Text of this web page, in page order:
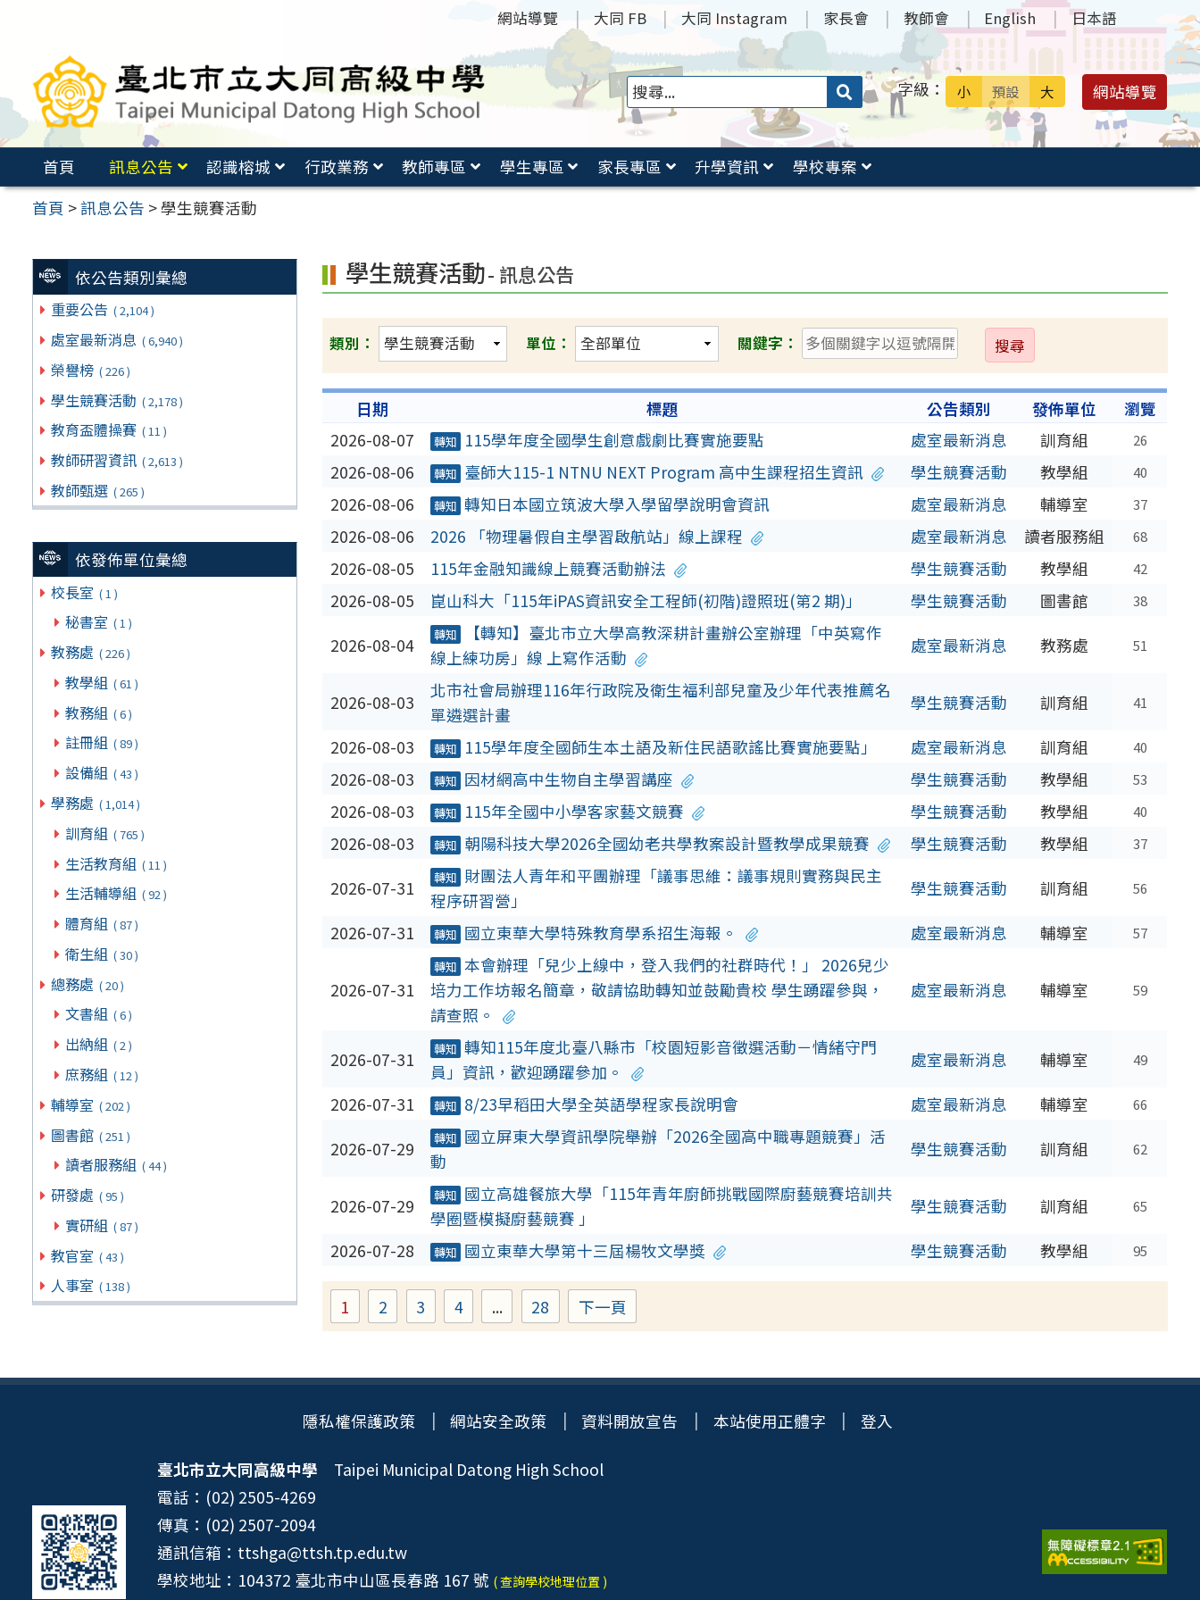
要
容
網站導覽 大同 FB 大同 Instagram 家長會 教師會 English 日本語
搜
送出 字級： 小 預設 大 網站導覽
首頁 訊息公告 認識榕城 行政業務 教師專區 學生專區 家長專區 升學資訊
學校專案
首頁 >訊息公告 >學生競賽活動
依公告類別彙總
重要公告 ( 2,104 )
處室最新消息 ( 6,940 )
榮譽榜 ( 226 )
學生競賽活動 ( 2,178 )
教育盃體操賽 ( 11 )
教師研習資訊 ( 2,613 )
教師甄選 ( 265 )
依發佈單位彙總
校長室 ( 1 )
秘書室 ( 1 )
教務處 ( 226 )
教學組 ( 61 )
教務組 ( 6 )
註冊組 ( 89 )
設備組 ( 43 )
學務處 ( 1,014 )
訓育組 ( 765 )
生活教育組 ( 11 )
生活輔導組 ( 92 )
體育組 ( 87 )
衛生組 ( 30 )
總務處 ( 20 )
文書組 ( 6 )
出納組 ( 2 )
庶務組 ( 12 )
輔導室 ( 202 )
圖書館 ( 251 )
讀者服務組 ( 44 )
研發處 ( 95 )
實研組 ( 87 )
教官室 ( 43 )
人事室 ( 138 )
學生競賽活動- 訊息公告
類別： 單位： 關鍵字：
送
出
日期 標題 公告類別 發佈單位
瀏覽
2026-08-07
轉知 115學年度全國學生創意戲劇比賽實施要點 處室最新消息 訓育組 26
2026-08-06 轉知 臺師大115-1 NTNU NEXT Program 高中生課程招生資訊 學生競賽活動 教學組 40
2026-08-06 轉知 轉知日本國立筑波大學入學留學說明會資訊 處室最新消息 輔導室 37
2026-08-06 2026 「物理暑假自主學習啟航站」線上課程 處室最新消息 讀者服務組 68
2026-08-05 115年金融知識線上競賽活動辦法 學生競賽活動 教學組 42
2026-08-05 崑山科大「115年iPAS資訊安全工程師(初階)證照班(第2 期)」 學生競賽活動 圖書館 38
2026-08-04 轉知
【轉知】臺北市立大學高教深耕計畫辦公室辦理「中英寫作
線上練功房」線 上寫作活動
處室最新消息 教務處 51
2026-08-03
北市社會局辦理116年行政院及衛生福利部兒童及少年代表推薦名
單遴選計畫
學生競賽活動 訓育組 41
2026-08-03 轉知 115學年度全國師生本土語及新住民語歌謠比賽實施要點」 處室最新消息 訓育組 40
2026-08-03 轉知 因材網高中生物自主學習講座 學生競賽活動 教學組 53
2026-08-03 轉知 115年全國中小學客家藝文競賽 學生競賽活動 教學組 40
2026-08-03 轉知 朝陽科技大學2026全國幼老共學教案設計暨教學成果競賽 學生競賽活動 教學組 37
2026-07-31 轉知 財團法人青年和平團辦理「議事思維：議事規則實務與民主
程序研習營」
學生競賽活動 訓育組 56
2026-07-31 轉知 國立東華大學特殊教育學系招生海報。 處室最新消息 輔導室 57
2026-07-31
轉知 本會辦理「兒少上線中，登入我們的社群時代！」 2026兒少
培力工作坊報名簡章，敬請協助轉知並鼓勵貴校 學生踴躍參與，
請查照。
處室最新消息 輔導室 59
2026-07-31 轉知 轉知115年度北臺八縣市「校園短影音徵選活動－情緒守門
員」資訊，歡迎踴躍參加。
處室最新消息 輔導室 49
2026-07-31 轉知 8/23早稻田大學全英語學程家長說明會 處室最新消息 輔導室 66
2026-07-29 轉知 國立屏東大學資訊學院舉辦「2026全國高中職專題競賽」活
動
學生競賽活動 訓育組 62
2026-07-29 轉知 國立高雄餐旅大學「115年青年廚師挑戰國際廚藝競賽培訓共
學圈暨模擬廚藝競賽 」
學生競賽活動 訓育組 65
2026-07-28 轉知 國立東華大學第十三屆楊牧文學獎 學生競賽活動 教學組 95
Page
1 Page
2 Page
3 Page
4 ... Page
28 下一頁
隱私權保護政策 網站安全政策 資料開放宣告 本站使用正體字 登入
臺北市立大同高級中學 Taipei Municipal Datong High School
電話：(02) 2505-4269
傳真：(02) 2507-2094
通訊信箱：ttshga@ttsh.tp.edu.tw
學校地址：104372 臺北市中山區長春路 167 號 ( 查詢學校地理位置 )